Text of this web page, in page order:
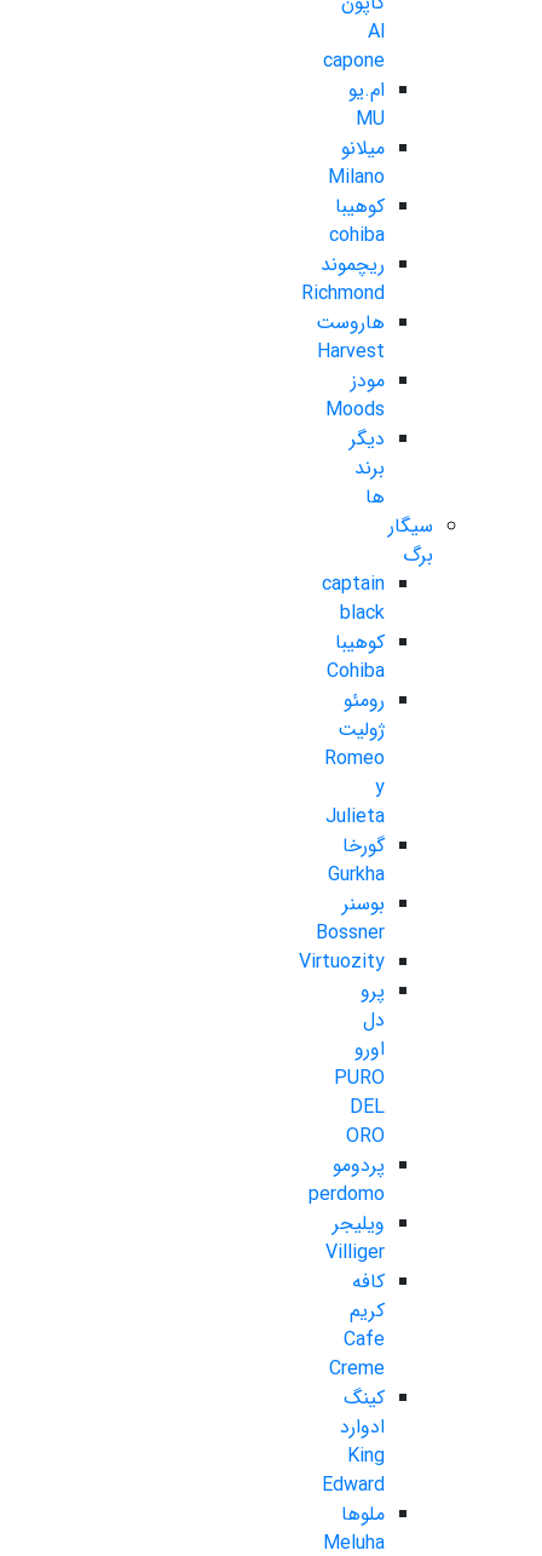
Al
capone
ام.یو
MU
میلانو
Milano
کوهیبا
cohiba
ریچموند
Richmond
هاروست
Harvest
مودز
Moods
دیگر
برند
ها
سیگار
برگ
captain
black
کوهیبا
Cohiba
رومئو
ژولیت
Romeo
y
Julieta
گورخا
Gurkha
بوسنر
Bossner
Virtuozity
پرو
دل
اورو
PURO
DEL
ORO
پردومو
perdomo
ویلیجر
Villiger
کافه
کریم
Cafe
Creme
کینگ
ادوارد
King
Edward
ملوها
Meluha